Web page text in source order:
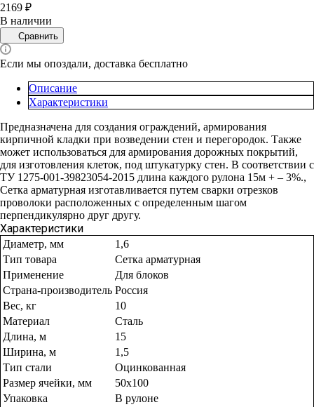
2169 ₽
В наличии
Сравнить
Если мы опоздали, доставка бесплатно
Описание
Характеристики
Предназначена для создания ограждений, армирования
кирпичной кладки при возведении стен и перегородок. Также
может использоваться для армирования дорожных покрытий,
для изготовления клеток, под штукатурку стен. В соответствии с
ТУ 1275-001-39823054-2015 длина каждого рулона 15м + – 3%.,
Сетка арматурная изготавливается путем сварки отрезков
проволоки расположенных с определенным шагом
перпендикулярно друг другу.
Характеристики
Диаметр, мм
1,6
Тип товара
Сетка арматурная
Применение
Для блоков
Страна-производитель Россия
Вес, кг
10
Материал
Сталь
Длина, м
15
Ширина, м
1,5
Тип стали
Оцинкованная
Размер ячейки, мм
50х100
Упаковка
В рулоне